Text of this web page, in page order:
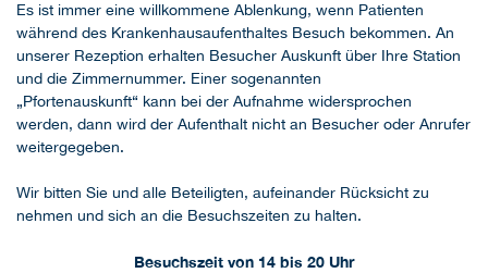
Es ist immer eine willkommene Ablenkung, wenn Patienten
während des Krankenhausaufenthaltes Besuch bekommen. An
unserer Rezeption erhalten Besucher Auskunft über Ihre Station
und die Zimmernummer. Einer sogenannten
„Pfortenauskunft“ kann bei der Aufnahme widersprochen
werden, dann wird der Aufenthalt nicht an Besucher oder Anrufer
weitergegeben.
Wir bitten Sie und alle Beteiligten, aufeinander Rücksicht zu
nehmen und sich an die Besuchszeiten zu halten.
Besuchszeit von 14 bis 20 Uhr